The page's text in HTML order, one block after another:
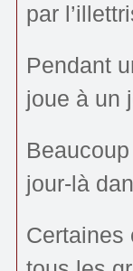
par
Pendant
joue à un
jour-là
Certaines